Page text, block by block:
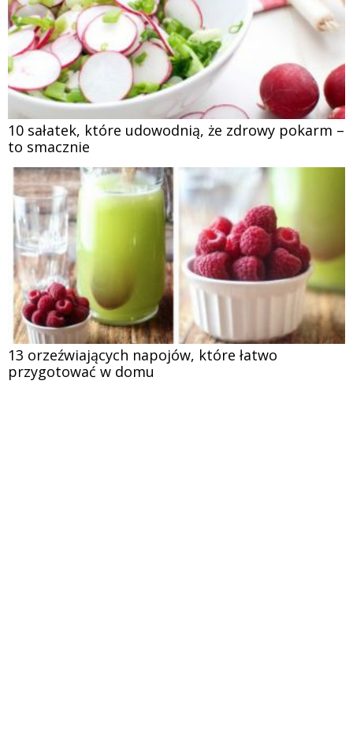
10 sałatek, które udowodnią, że zdrowy pokarm –
to smacznie
13 orzeźwiających napojów, które łatwo
przygotować w domu